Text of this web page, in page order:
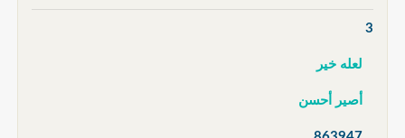
3
لعله خير
أصير أحسن